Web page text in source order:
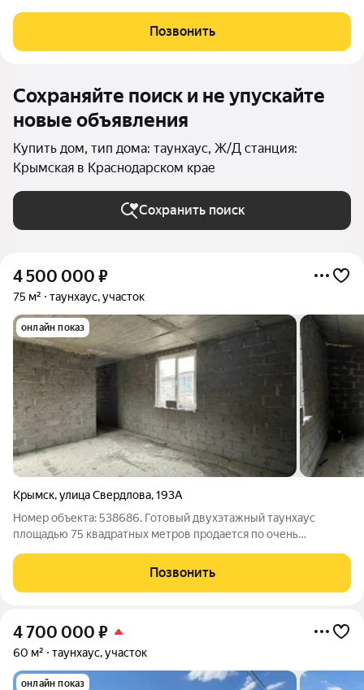
Таунхаус 2011 года постройки, в трех уровнях. На первом
этаже - капитальный гараж. На
Позвонить
Сохраняйте поиск и не упускайте
новые объявления
Купить дом, тип дома: таунхаус, Ж/Д станция:
Крымская в Краснодарском крае
Сохранить поиск
4 500 000 ₽
75 м² таунхаус, участок
онлайн показ
Крымск,улица Свердлова,193А
Номер объекта: 538686. Готовый двухэтажный таунхаус
площадью 75 квадратных метров продается по очень
собственное жилье без лишних переплат. Объект уже имеет
чистовую отделку, но пока не оборудован
Позвонить
4 700 000 ₽
60 м² таунхаус, участок
онлайн показ